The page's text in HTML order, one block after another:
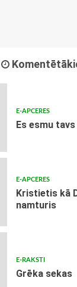
E-APCERES
Es esmu
E-APCERES
Kristietis kā
namturis
E-RAKSTI
Grēka sekas